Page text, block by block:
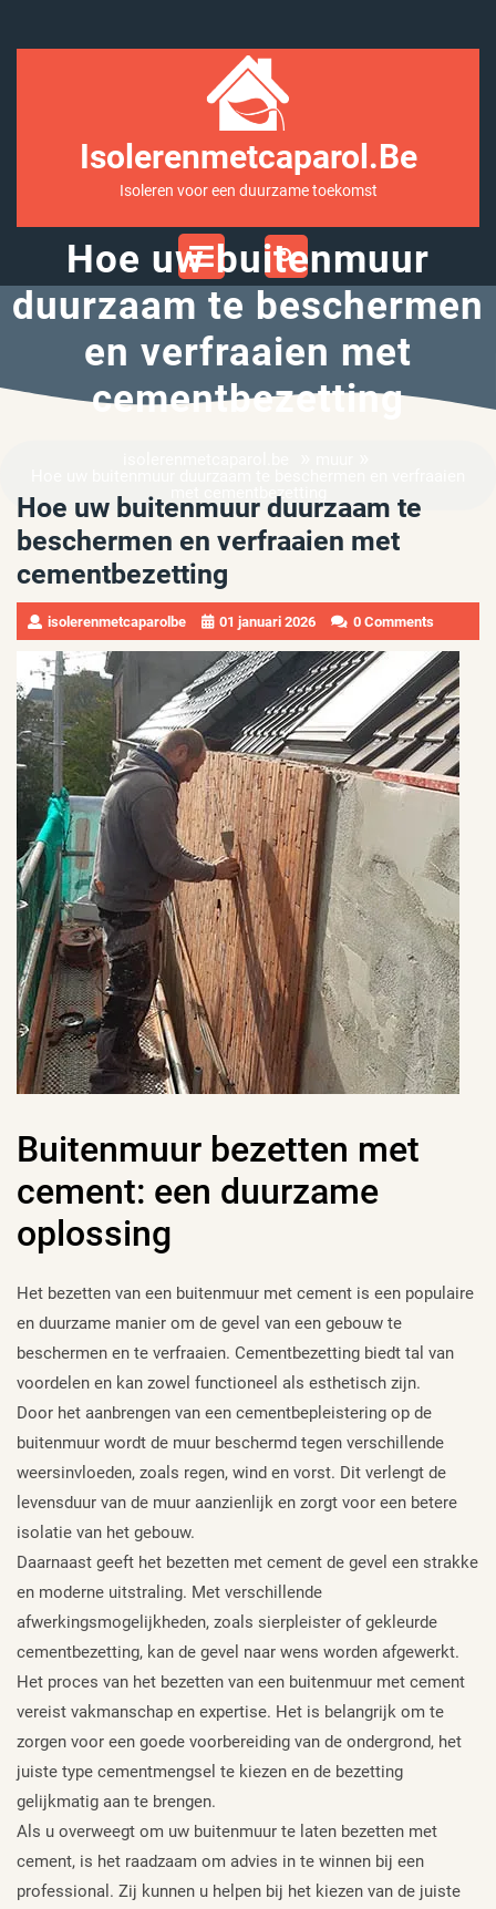
Isolerenmetcaparol.be
Isoleren voor een duurzame toekomst
Open
Menu
Hoe uw buitenmuur
duurzaam te beschermen
en verfraaien met
cementbezetting
met cementbezetting
Hoe uw buitenmuur duurzaam te
beschermen en verfraaien met
cementbezetting
isolerenmetcaparolbe 01 januari 2026 0 Comments
Buitenmuur bezetten met
cement: een duurzame
oplossing
Het bezetten van een buitenmuur met cement is een populaire
en duurzame manier om de gevel van een gebouw te
beschermen en te verfraaien. Cementbezetting biedt tal van
voordelen en kan zowel functioneel als esthetisch zijn.
Door het aanbrengen van een cementbepleistering op de
buitenmuur wordt de muur beschermd tegen verschillende
weersinvloeden, zoals regen, wind en vorst. Dit verlengt de
levensduur van de muur aanzienlijk en zorgt voor een betere
isolatie van het gebouw.
Daarnaast geeft het bezetten met cement de gevel een strakke
en moderne uitstraling. Met verschillende
afwerkingsmogelijkheden, zoals sierpleister of gekleurde
cementbezetting, kan de gevel naar wens worden afgewerkt.
Het proces van het bezetten van een buitenmuur met cement
vereist vakmanschap en expertise. Het is belangrijk om te
zorgen voor een goede voorbereiding van de ondergrond, het
juiste type cementmengsel te kiezen en de bezetting
gelijkmatig aan te brengen.
Als u overweegt om uw buitenmuur te laten bezetten met
cement, is het raadzaam om advies in te winnen bij een
professional. Zij kunnen u helpen bij het kiezen van de juiste